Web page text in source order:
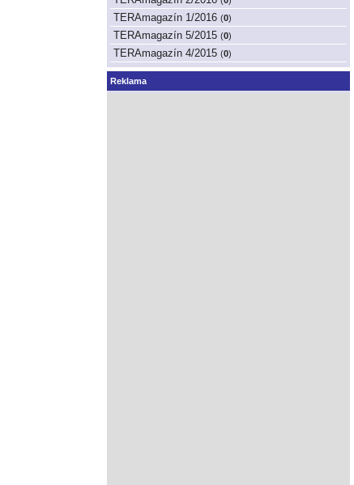
TERAmagazín 1/2016 (0)
TERAmagazín 5/2015 (0)
TERAmagazín 4/2015 (0)
Reklama